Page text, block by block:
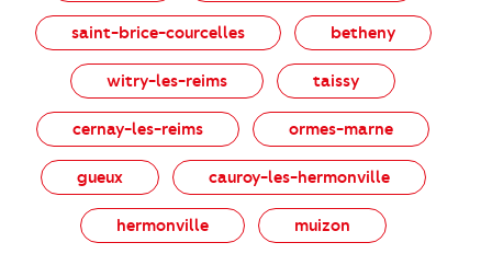
saint-brice-courcelles betheny
witry-les-reims taissy
cernay-les-reims ormes-marne
gueux cauroy-les-hermonville
hermonville muizon